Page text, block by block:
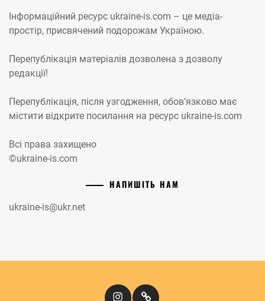
Інформаційний ресурс ukraine-is.com – це медіа-
простір, присвячений подорожам Україною.
Перепублікація матеріалів дозволена з дозволу
редакції!
Перепублікація, після узгодження, обов’язково має
містити відкрите посилання на ресурс ukraine-is.com
Всі права захищено
©ukraine-is.com
НАПИШІТЬ НАМ
ukraine-is@ukr.net
InstagramКіномандри